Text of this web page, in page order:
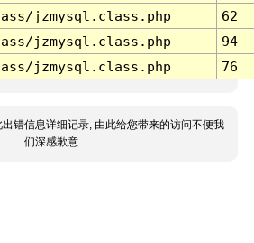
jzmysql.class.php
62
jzmysql.class.php
94
jzmysql.class.php 76
出错信息详细记录, 由此给您带来的访问不便我
们深感歉意.